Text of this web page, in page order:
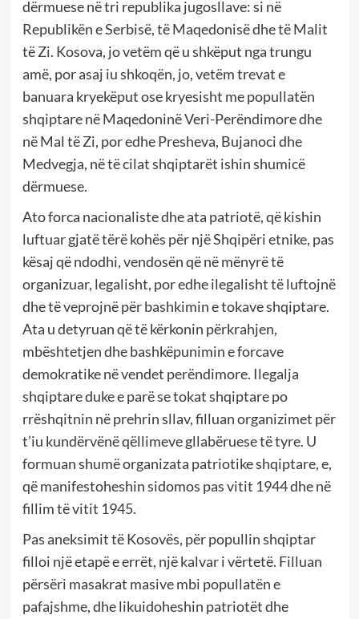
dërmuese në tri republika jugosllave: si në
Republikën e Serbisë, të Maqedonisë dhe të Malit
të Zi. Kosova, jo vetëm që u shkëput nga trungu
amë, por asaj iu shkoqën, jo, vetëm trevat e
banuara kryekëput ose kryesisht me popullatën
shqiptare në Maqedoninë Veri-Perëndimore dhe
në Mal të Zi, por edhe Presheva, Bujanoci dhe
Medvegja, në të cilat shqiptarët ishin shumicë
dërmuese.
Ato forca nacionaliste dhe ata patriotë, që kishin
luftuar gjatë tërë kohës për një Shqipëri etnike, pas
kësaj që ndodhi, vendosën që në mënyrë të
organizuar, legalisht, por edhe ilegalisht të luftojnë
dhe të veprojnë për bashkimin e tokave shqiptare.
Ata u detyruan që të kërkonin përkrahjen,
mbështetjen dhe bashkëpunimin e forcave
demokratike në vendet perëndimore. Ilegalja
shqiptare duke e parë se tokat shqiptare po
rrëshqitnin në prehrin sllav, filluan organizimet për
t’iu kundërvënë qëllimeve gllabëruese të tyre. U
formuan shumë organizata patriotike shqiptare, e,
që manifestoheshin sidomos pas vitit 1944 dhe në
fillim të vitit 1945.
Pas aneksimit të Kosovës, për popullin shqiptar
filloi një etapë e errët, një kalvar i vërtetë. Filluan
përsëri masakrat masive mbi popullatën e
pafajshme, dhe likuidoheshin patriotët dhe